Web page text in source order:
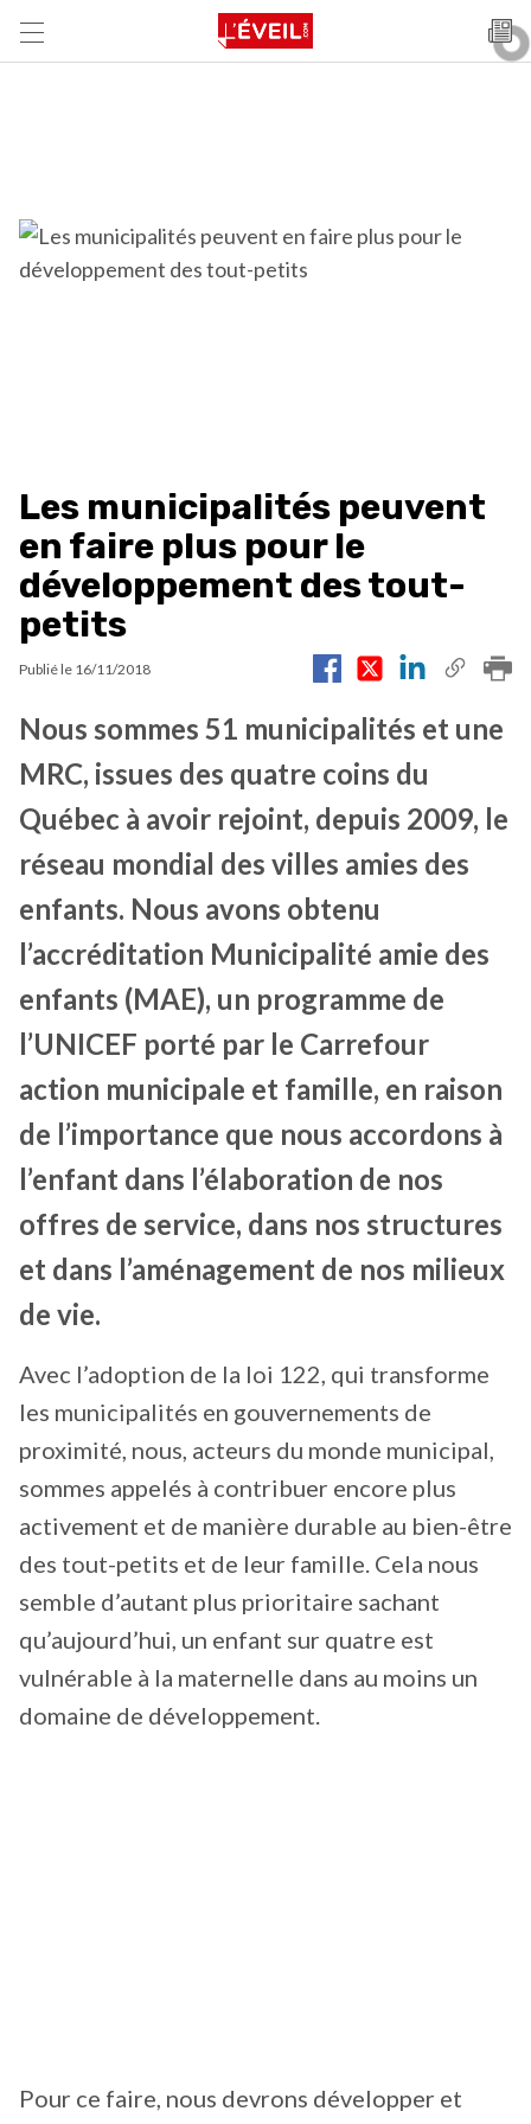
Les municipalités peuvent
en faire plus pour le
développement des tout-
petits
Publié le 16/11/2018
Nous sommes 51 municipalités et une
MRC, issues des quatre coins du
Québec à avoir rejoint, depuis 2009, le
réseau mondial des villes amies des
enfants. Nous avons obtenu
l’accréditation Municipalité amie des
enfants (MAE), un programme de
l’UNICEF porté par le Carrefour
action municipale et famille, en raison
de l’importance que nous accordons à
l’enfant dans l’élaboration de nos
offres de service, dans nos structures
et dans l’aménagement de nos milieux
de vie.
Avec l’adoption de la loi 122, qui transforme
les municipalités en gouvernements de
proximité, nous, acteurs du monde municipal,
sommes appelés à contribuer encore plus
activement et de manière durable au bien-être
des tout-petits et de leur famille. Cela nous
semble d’autant plus prioritaire sachant
qu’aujourd’hui, un enfant sur quatre est
vulnérable à la maternelle dans au moins un
domaine de développement.
Pour ce faire, nous devrons développer et